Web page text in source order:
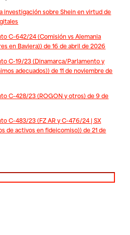
investigación sobre Shein en virtud de
C-642/24 (Comisión vs Alemania
en Baviera)) de 16 de abril de 2026
C-19/23 (Dinamarca/Parlamento y
adecuados)) de 11 de noviembre de
C-428/23 (ROGON y otros) de 9 de
C-483/23 (FZ AR y C-476/24 | SX
de activos en fideicomiso)) de 21 de